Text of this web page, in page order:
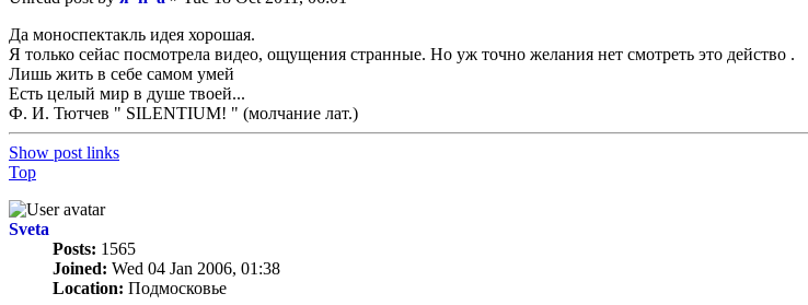
Да моноспектакль идея хорошая.
Я только сейас посмотрела видео, ощущения странные. Но уж точно желания нет смотреть это действо .
Лишь жить в себе самом умей
Есть целый мир в душе твоей...
Ф. И. Тютчев " SILENTIUM! " (молчание лат.)
Show post links
Top
Sveta
Posts: 1565
Joined: Wed 04 Jan 2006, 01:38
Location: Подмосковье